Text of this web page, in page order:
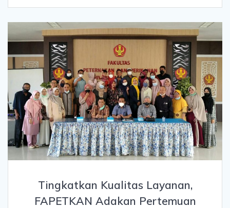
Tingkatkan Kualitas Layanan,
FAPETKAN Adakan Pertemuan